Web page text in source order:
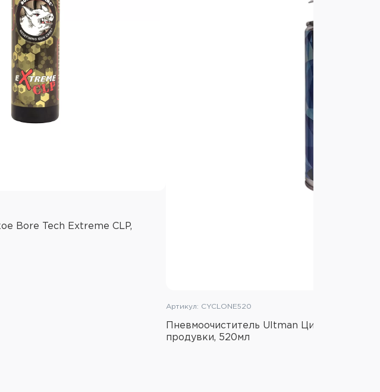
Bore Tech Extreme CLP,
Артикул: CYCLONE520
Пневмоочиститель Ultman Циклон, смесь
продувки, 520мл